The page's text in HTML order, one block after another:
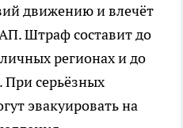
движению и влечёт
Штраф составит до
регионах и до
При серьёзных
эвакуировать на